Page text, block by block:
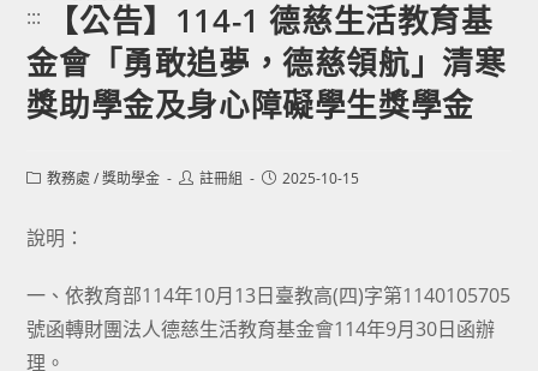
:::
【公告】114-1 德慈生活教育基
金會「勇敢追夢，德慈領航」清寒
獎助學金及身心障礙學生獎學金
Post教務處 / 獎助學金
Post註冊組
Post2025-10-15
說明：
一、依教育部114年10月13日臺教高(四)字第1140105705
號函轉財團法人德慈生活教育基金會114年9月30日函辦
理。